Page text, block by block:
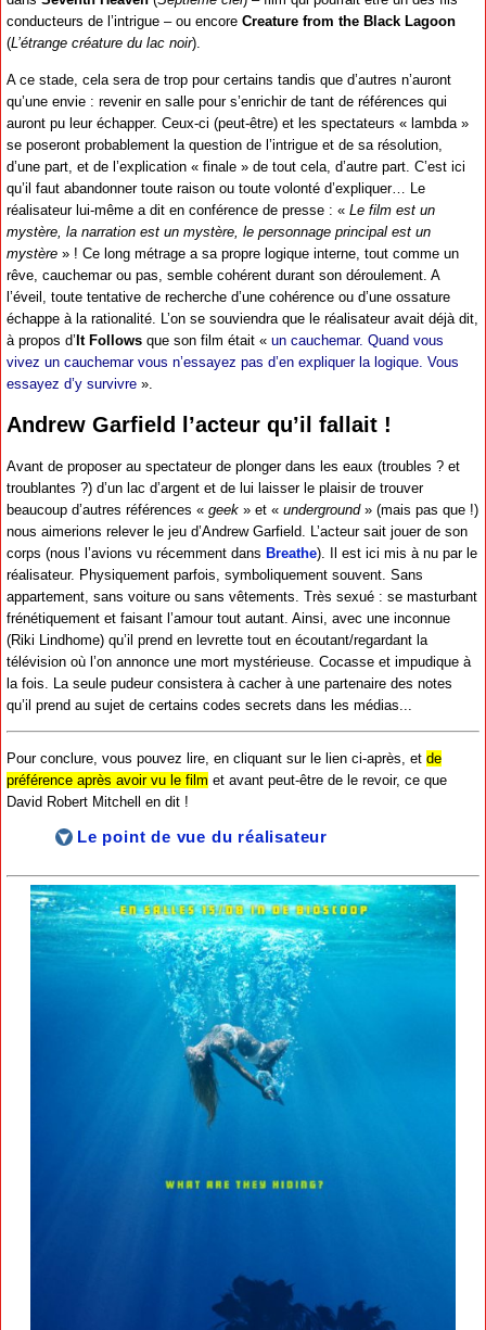
conducteurs de l’intrigue – ou encore Creature from the Black Lagoon
(L’étrange créature du lac noir).
A ce stade, cela sera de trop pour certains tandis que d’autres n’auront
qu’une envie : revenir en salle pour s’enrichir de tant de références qui
auront pu leur échapper. Ceux-ci (peut-être) et les spectateurs « lambda »
se poseront probablement la question de l’intrigue et de sa résolution,
d’une part, et de l’explication « finale » de tout cela, d’autre part. C’est ici
qu’il faut abandonner toute raison ou toute volonté d’expliquer… Le
réalisateur lui-même a dit en conférence de presse : « Le film est un
mystère, la narration est un mystère, le personnage principal est un
mystère » ! Ce long métrage a sa propre logique interne, tout comme un
rêve, cauchemar ou pas, semble cohérent durant son déroulement. A
l’éveil, toute tentative de recherche d’une cohérence ou d’une ossature
échappe à la rationalité. L’on se souviendra que le réalisateur avait déjà dit,
à propos d’It Follows que son film était « un cauchemar. Quand vous
vivez un cauchemar vous n’essayez pas d’en expliquer la logique. Vous
essayez d’y survivre ».
Andrew Garfield l’acteur qu’il fallait !
Avant de proposer au spectateur de plonger dans les eaux (troubles ? et
troublantes ?) d’un lac d’argent et de lui laisser le plaisir de trouver
beaucoup d’autres références « geek » et « underground» (mais pas que !)
nous aimerions relever le jeu d’Andrew Garfield. L’acteur sait jouer de son
corps (nous l’avions vu récemment dans Breathe). Il est ici mis à nu par le
réalisateur. Physiquement parfois, symboliquement souvent. Sans
appartement, sans voiture ou sans vêtements. Très sexué : se masturbant
frénétiquement et faisant l’amour tout autant. Ainsi, avec une inconnue
(Riki Lindhome) qu’il prend en levrette tout en écoutant/regardant la
télévision où l’on annonce une mort mystérieuse. Cocasse et impudique à
la fois. La seule pudeur consistera à cacher à une partenaire des notes
qu’il prend au sujet de certains codes secrets dans les médias...
Pour conclure, vous pouvez lire, en cliquant sur le lien ci-après, et de
préférence après avoir vu le film et avant peut-être de le revoir, ce que
David Robert Mitchell en dit !
Le point de vue du réalisateur